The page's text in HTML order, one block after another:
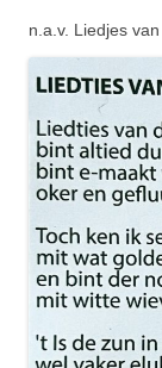
n.a.v. Liedjes